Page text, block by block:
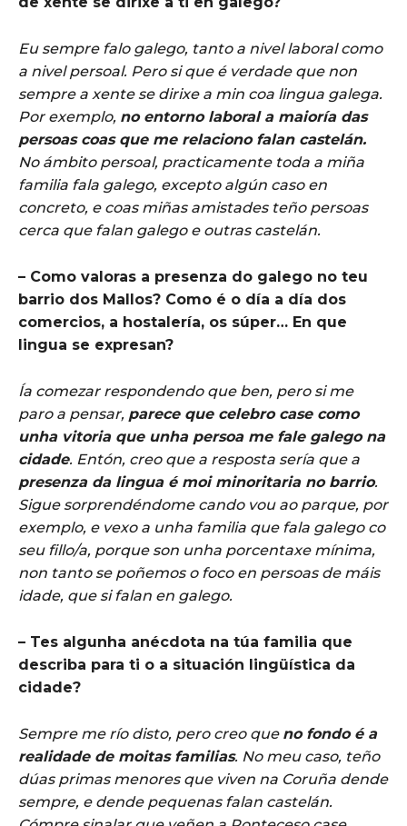
Eu sempre falo galego, tanto a nivel laboral como
a nivel persoal. Pero si que é verdade que non
sempre a xente se dirixe a min coa lingua galega.
Por exemplo, no entorno laboral a maioría das
persoas coas que me relaciono falan castelán.
No ámbito persoal, practicamente toda a miña
familia fala galego, excepto algún caso en
concreto, e coas miñas amistades teño persoas
cerca que falan galego e outras castelán.
– Como valoras a presenza do galego no teu
barrio dos Mallos? Como é o día a día dos
comercios, a hostalería, os súper… En que
lingua se expresan?
Ía comezar respondendo que ben, pero si me
paro a pensar, parece que celebro case como
unha vitoria que unha persoa me fale galego na
cidade. Entón, creo que a resposta sería que a
presenza da lingua é moi minoritaria no barrio.
Sigue sorprendéndome cando vou ao parque, por
exemplo, e vexo a unha familia que fala galego co
seu fillo/a, porque son unha porcentaxe mínima,
non tanto se poñemos o foco en persoas de máis
idade, que si falan en galego.
– Tes algunha anécdota na túa familia que
describa para ti o a situación lingüística da
cidade?
Sempre me río disto, pero creo que no fondo é a
realidade de moitas familias. No meu caso, teño
dúas primas menores que viven na Coruña dende
sempre, e dende pequenas falan castelán.